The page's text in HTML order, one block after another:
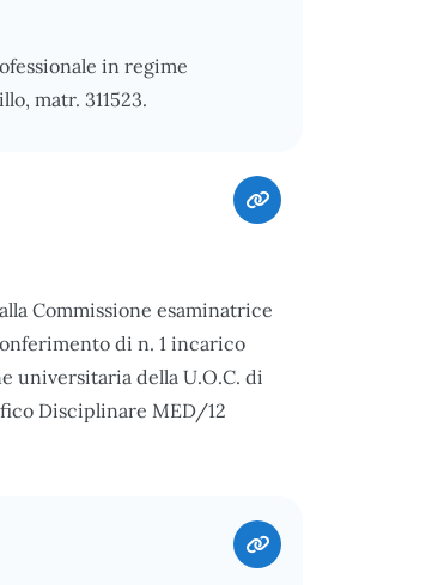
in regime
matr. 311523.
Commissione esaminatrice
di n. 1 incarico
universitaria della U.O.C. di
Disciplinare MED/12